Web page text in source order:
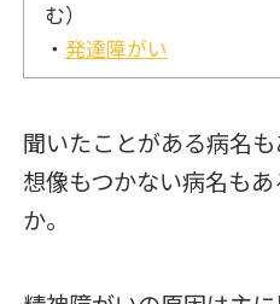
む）
・ 発達障がい
聞いたことがある病名
想像もつかない病名も
か。